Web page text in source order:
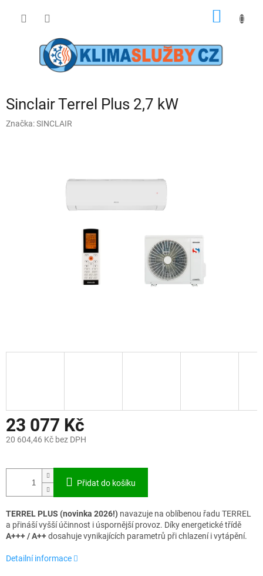
Sinclair Terrel Plus 2,7 kW
Značka:SINCLAIR
23 077 Kč
20 604,46 Kč bez DPH
cena:
Přidat do košíku
TERREL PLUS (novinka 2026!) navazuje na oblíbenou řadu TERREL
a přináší vyšší účinnost i úspornější provoz. Díky energetické třídě
A+++ / A++dosahuje vynikajících parametrů při chlazení i vytápění.
Detailní informace